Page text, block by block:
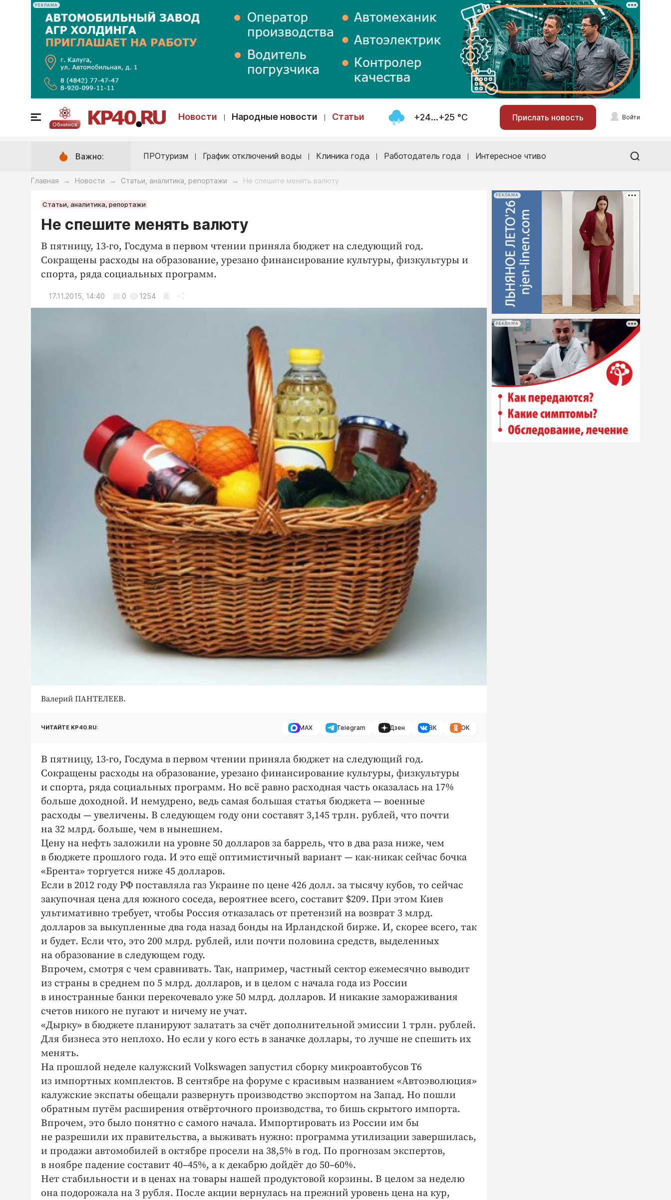
РЕКЛАМА
Обнинск
Новости Народные новости Статьи +24...+25 °С Прислать новость Войти
Важно: ПРОтуризм График отключений воды Клиника года Работодатель года Интересное чтиво
Главная → Новости → Статьи, аналитика, репортажи → Не спешите менять валюту
Статьи, аналитика, репортажи
Не спешите менять валюту
В пятницу, 13-го, Госдума в первом чтении приняла бюджет на следующий год.
Сокращены расходы на образование, урезано финансирование культуры, физкультуры и
спорта, ряда социальных программ.
17.11.2015, 14:40 0 1254
Валерий ПАНТЕЛЕЕВ.
ЧИТАЙТЕ KP40.RU: MAX Telegram Дзен ВК ОК
В пятницу, 13-го, Госдума в первом чтении приняла бюджет на следующий год.
Сокращены расходы на образование, урезано финансирование культуры, физкультуры
и спорта, ряда социальных программ. Но всё равно расходная часть оказалась на 17%
больше доходной. И немудрено, ведь самая большая статья бюджета — военные
расходы — увеличены. В следующем году они составят 3,145 трлн. рублей, что почти
на 32 млрд. больше, чем в нынешнем.
Цену на нефть заложили на уровне 50 долларов за баррель, что в два раза ниже, чем
в бюджете прошлого года. И это ещё оптимистичный вариант — как-никак сейчас бочка
«Брента» торгуется ниже 45 долларов.
Если в 2012 году РФ поставляла газ Украине по цене 426 долл. за тысячу кубов, то сейчас
закупочная цена для южного соседа, вероятнее всего, составит $209. При этом Киев
ультимативно требует, чтобы Россия отказалась от претензий на возврат 3 млрд.
долларов за выкупленные два года назад бонды на Ирландской бирже. И, скорее всего, так
и будет. Если что, это 200 млрд. рублей, или почти половина средств, выделенных
на образование в следующем году.
Впрочем, смотря с чем сравнивать. Так, например, частный сектор ежемесячно выводит
из страны в среднем по 5 млрд. долларов, и в целом с начала года из России
в иностранные банки перекочевало уже 50 млрд. долларов. И никакие замораживания
счетов никого не пугают и ничему не учат.
«Дырку» в бюджете планируют залатать за счёт дополнительной эмиссии 1 трлн. рублей.
Для бизнеса это неплохо. Но если у кого есть в заначке доллары, то лучше не спешить их
менять.
На прошлой неделе калужский Volkswagen запустил сборку микроавтобусов Т6
из импортных комплектов. В сентябре на форуме с красивым названием «Автоэволюция»
калужские экспаты обещали развернуть производство экспортом на Запад. Но пошли
обратным путём расширения отвёрточного производства, то бишь скрытого импорта.
Впрочем, это было понятно с самого начала. Импортировать из России им бы
не разрешили их правительства, а выживать нужно: программа утилизации завершилась,
и продажи автомобилей в октябре просели на 38,5% в год. По прогнозам экспертов,
в ноябре падение составит 40–45%, а к декабрю дойдёт до 50–60%.
Нет стабильности и в ценах на товары нашей продуктовой корзины. В целом за неделю
она подорожала на 3 рубля. После акции вернулась на прежний уровень цена на кур,
РЕКЛАМА
РЕКЛАМА